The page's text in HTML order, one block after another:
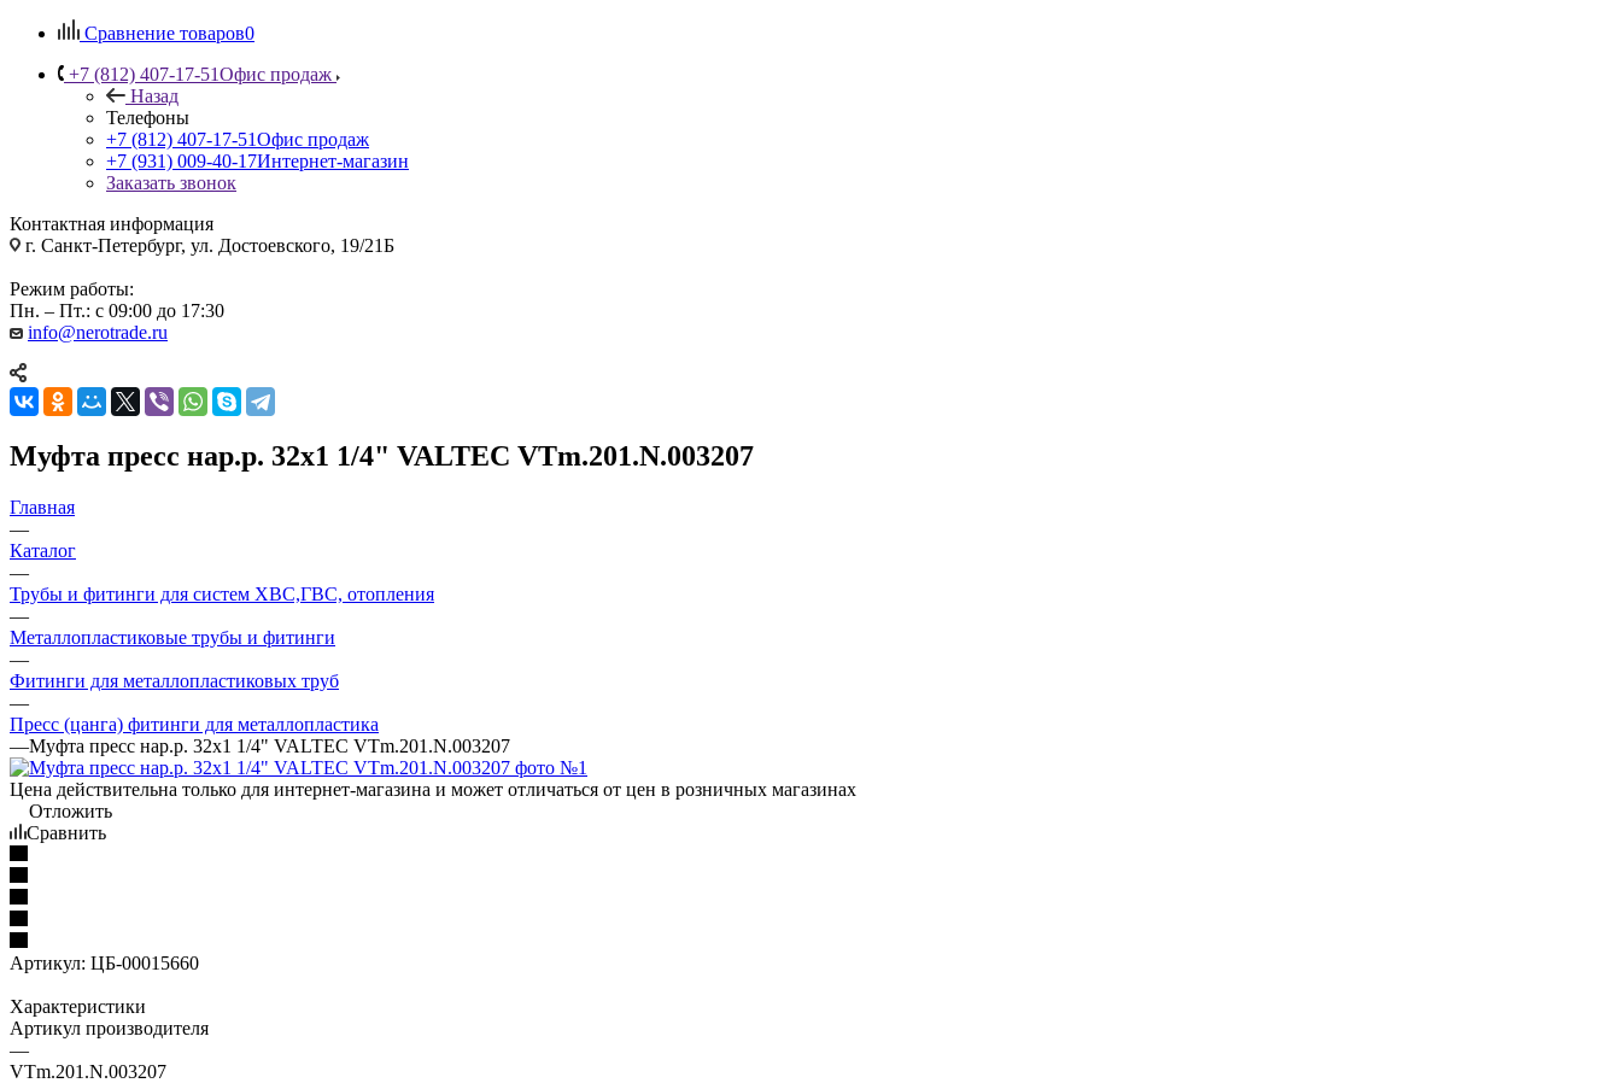
Сравнение товаров0
+7 (812) 407-17-51Офис продаж
Назад
Телефоны
+7 (812) 407-17-51Офис продаж
+7 (931) 009-40-17Интернет-магазин
Заказать звонок
Контактная информация
г. Санкт-Петербург, ул. Достоевского, 19/21Б
Режим работы:
Пн. – Пт.: с 09:00 до 17:30
info@nerotrade.ru
Муфта пресс нар.р. 32х1 1/4" VALTEC VTm.201.N.003207
Главная
—
Каталог
—
Трубы и фитинги для систем ХВС,ГВС, отопления
—
Металлопластиковые трубы и фитинги
—
Фитинги для металлопластиковых труб
—
Пресс (цанга) фитинги для металлопластика
—Муфта пресс нар.р. 32х1 1/4" VALTEC VTm.201.N.003207
Цена действительна только для интернет-магазина и может отличаться от цен в розничных магазинах
Отложить
Сравнить
Артикул: ЦБ-00015660
Характеристики
Артикул производителя
—
VTm.201.N.003207